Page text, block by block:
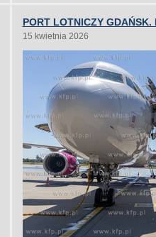
PORT LOTNICZY GDAŃSK.
15 kwietnia 2026